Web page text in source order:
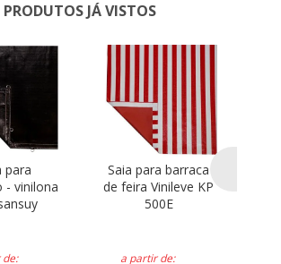
PRODUTOS JÁ VISTOS
para
- vinilona
Saia para barraca
de feira Vinileve KP
500E
a partir de: